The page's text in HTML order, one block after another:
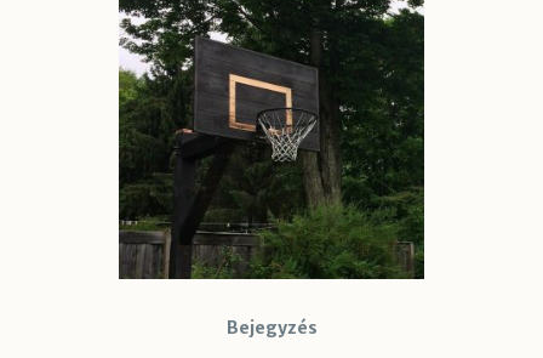
Bejegyzés